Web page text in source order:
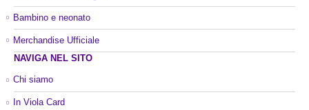
Bambino e neonato
Merchandise Ufficiale
NAVIGA NEL SITO
Chi siamo
In Viola Card